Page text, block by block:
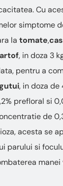
Cu
simptome
la tomate,
, in doza 3
pentru a
, in doza
prefloral si
de
acesta se
parului si
manei